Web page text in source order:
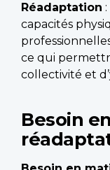
Réadaptation
capacités
ce qui
collectivité et
Besoin